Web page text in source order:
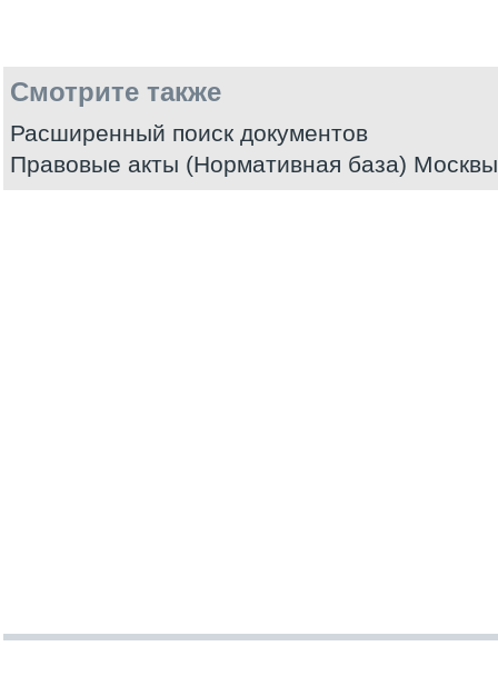
Смотрите также
Расширенный поиск документов
Правовые акты (Нормативная база) Москвы